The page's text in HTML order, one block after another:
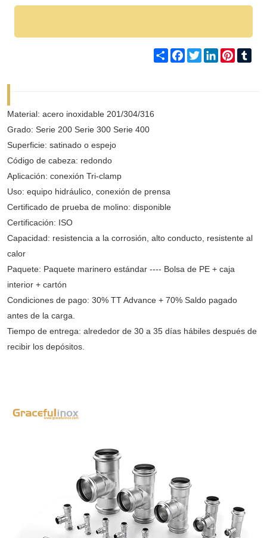
ShareFacebookTwitterLinkedIn
Material: acero inoxidable 201/304/316
Grado: Serie 200 Serie 300 Serie 400
Superficie: satinado o espejo
Código de cabeza: redondo
Aplicación: conexión Tri-clamp
Uso: equipo hidráulico, conexión de prensa
Certificado de prueba de molino: disponible
Certificación: ISO
Capacidad: resistencia a la corrosión, alto conducto, resistente al
calor
Paquete: Paquete marinero estándar ---- Bolsa de PE + caja
interior + cartón
Condiciones de pago: 30% TT Advance + 70% Saldo pagado
antes de la carga.
Tiempo de entrega: alrededor de 30 a 35 días hábiles después de
recibir los depósitos.